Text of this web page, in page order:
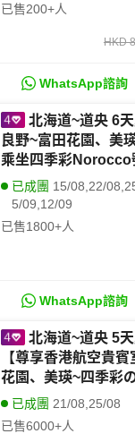
已售200+人
HKD
WhatsApp諮詢
北海道~道央 6
良野~富田花園、美
乘坐四季彩Norocco
Marine Park海洋城
爺湖展望台、千歲三
已成團 15/08,22/
5/09,12/09
已售1800+人
WhatsApp諮詢
北海道~道央 5
【尊享香港航空貴
花園、美瑛~四季彩
Norocco號觀光車)、
陵公園(賞鼠尾草及夏
已成團 21/08,25/08
已售6000+人